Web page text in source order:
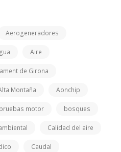
Aerogeneradores
Aire
de Girona
Montaña Aonchip
motor bosques
Calidad del aire
Caudal